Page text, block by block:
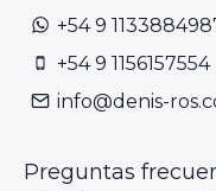
+54 9
+54 9 1156157554
info@denis-
Preguntas